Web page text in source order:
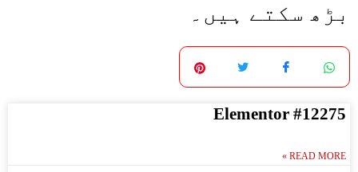
بڑھ سکتے ہیں۔
Elementor #12275
READ MORE »